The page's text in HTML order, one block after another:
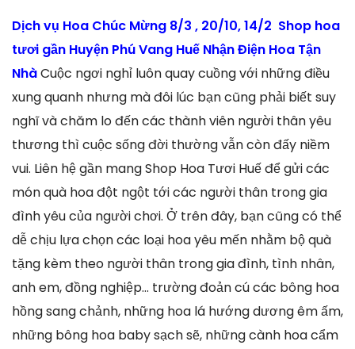
Dịch vụ Hoa Chúc Mừng 8/3 , 20/10, 14/2 Shop hoa
tươi gần Huyện Phú Vang Huế Nhận Điện Hoa Tận
NhàCuộc ngơi nghỉ luôn quay cuồng với những điều
xung quanh nhưng mà đôi lúc bạn cũng phải biết suy
nghĩ và chăm lo đến các thành viên người thân yêu
thương thì cuộc sống đời thường vẫn còn đấy niềm
vui. Liên hệ gần mang Shop Hoa Tươi Huế để gửi các
món quà hoa đột ngột tới các người thân trong gia
đình yêu của người chơi. Ở trên đây, bạn cũng có thể
dễ chịu lựa chọn các loại hoa yêu mến nhằm bộ quà
tặng kèm theo người thân trong gia đình, tình nhân,
anh em, đồng nghiệp… trường đoản cú các bông hoa
hồng sang chảnh, những hoa lá hướng dương êm ấm,
những bông hoa baby sạch sẽ, những cành hoa cẩm